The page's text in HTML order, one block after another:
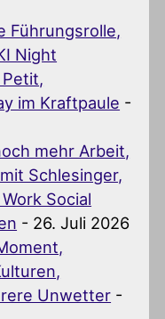
Führungsrolle,
Night
im Kraftpaule -
mehr Arbeit,
Schlesinger,
Social
- 26. Juli 2026
Unwetter -